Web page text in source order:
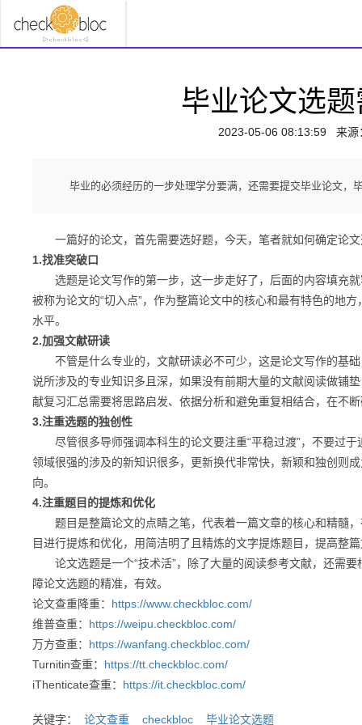
毕业论文选
2023-05-06 08:13:59 来源
毕业的必须经历的一步处理学分要满，还需要提交毕业论文，
一篇好的论文，首先需要选好题，今天，笔者就如何确定论文
1.找准突破口
选题是论文写作的第一步，这一步走好了，后面的内容填充就
被称为论文的“切入点”，作为整篇论文中的核心和最有特色的地
水平。
2.加强文献研读
不管是什么专业的，文献研读必不可少，这是论文写作的基础
说所涉及的专业知识多且深，如果没有前期大量的文献阅读做铺
献复习汇总需要将思路启发、依据分析和避免重复相结合，在不
3.注重选题的独创性
尽管很多导师强调本科生的论文要注重“平稳过渡”，不要过于
领域很强的涉及的新知识很多，更新换代非常快，新颖和独创则
向。
4.注重题目的提炼和优化
题目是整篇论文的点睛之笔，代表着一篇文章的核心和精髓，
目进行提炼和优化，用简洁明了且精炼的文字提炼题目，提高整篇
论文选题是一个“技术活”，除了大量的阅读参考文献，还需要
障论文选题的精准，有效。
论文查重降重： https://www.checkbloc.com/
维普查重： https://weipu.checkbloc.com/
万方查重： https://wanfang.checkbloc.com/
Turnitin查重： https://tt.checkbloc.com/
iThenticate查重： https://it.checkbloc.com/
关键字： 论文查重 checkbloc 毕业论文选题